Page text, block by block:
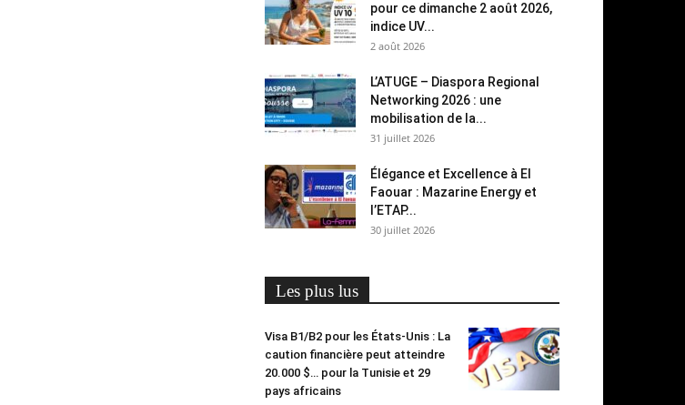
pour ce dimanche 2 août 2026,
indice UV...
2 août 2026
L’ATUGE – Diaspora Regional
Networking 2026 : une
mobilisation de la...
31 juillet 2026
Élégance et Excellence à El
Faouar : Mazarine Energy et
l’ETAP...
30 juillet 2026
Les plus lus
Visa B1/B2 pour les États-Unis : La
caution financière peut atteindre
20.000 $… pour la Tunisie et 29
pays africains